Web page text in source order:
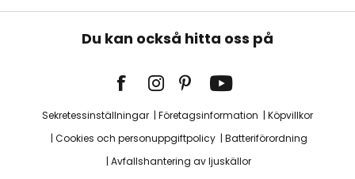
Du kan också hitta oss på
Sekretessinställningar Företagsinformation
Köpvillkor
Cookies och personuppgiftpolicy
Batteriförordning
Avfallshantering av ljuskällor